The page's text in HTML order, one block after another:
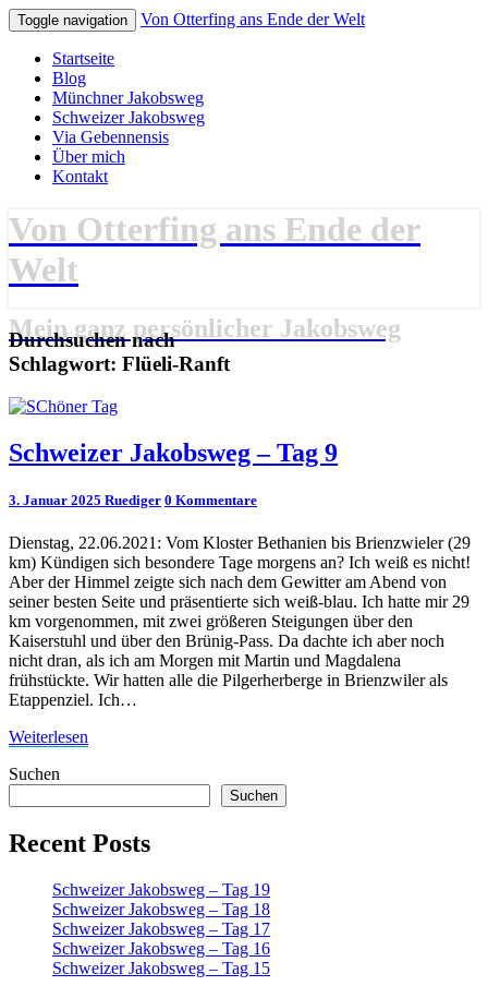
Toggle navigation Von Otterfing ans Ende der Welt
Startseite
Blog
Münchner Jakobsweg
Schweizer Jakobsweg
Via Gebennensis
Über mich
Kontakt
Von Otterfing ans Ende der
Welt
Mein ganz persönlicher Jakobsweg
Durchsuchen nach
Schlagwort: Flüeli-Ranft
Schweizer
Jakobsweg
Tag
Schweizer Jakobsweg – Tag 9
3. Januar 2025 Ruediger Kommentare
0 Kommentare
Dienstag, 22.06.2021: Vom Kloster Bethanien bis Brienzwieler (29
km) Kündigen sich besondere Tage morgens an? Ich weiß es nicht!
Aber der Himmel zeigte sich nach dem Gewitter am Abend von
seiner besten Seite und präsentierte sich weiß-blau. Ich hatte mir 29
km vorgenommen, mit zwei größeren Steigungen über den
Kaiserstuhl und über den Brünig-Pass. Da dachte ich aber noch
nicht dran, als ich am Morgen mit Martin und Magdalena
frühstückte. Wir hatten alle die Pilgerherberge in Brienzwiler als
Etappenziel. Ich…
Weiterlesen
Suchen
Suchen
Recent Posts
Schweizer Jakobsweg – Tag 19
Schweizer Jakobsweg – Tag 18
Schweizer Jakobsweg – Tag 17
Schweizer Jakobsweg – Tag 16
Schweizer Jakobsweg – Tag 15